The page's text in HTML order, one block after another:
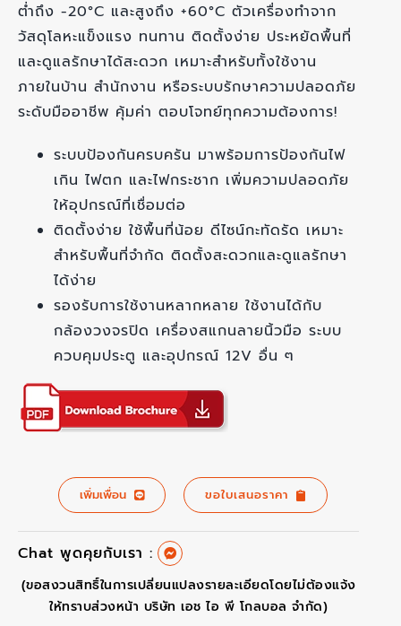
ต่ำถึง -20°C และสูงถึง +60°C ตัวเครื่องทำจาก
วัสดุโลหะแข็งแรง ทนทาน ติดตั้งง่าย ประหยัดพื้นที่
และดูแลรักษาได้สะดวก เหมาะสำหรับทั้งใช้งาน
ภายในบ้าน สำนักงาน หรือระบบรักษาความปลอดภัย
ระดับมืออาชีพ คุ้มค่า ตอบโจทย์ทุกความต้องการ!
ระบบป้องกันครบครัน มาพร้อมการป้องกันไฟ
เกิน ไฟตก และไฟกระชาก เพิ่มความปลอดภัย
ให้อุปกรณ์ที่เชื่อมต่อ
ติดตั้งง่าย ใช้พื้นที่น้อย ดีไซน์กะทัดรัด เหมาะ
สำหรับพื้นที่จำกัด ติดตั้งสะดวกและดูแลรักษา
ได้ง่าย
รองรับการใช้งานหลากหลาย ใช้งานได้กับ
กล้องวงจรปิด เครื่องสแกนลายนิ้วมือ ระบบ
ควบคุมประตู และอุปกรณ์ 12V อื่น ๆ
เพิ่มเพื่อน ขอใบเสนอราคา
Chat พูดคุยกับเรา :
(ขอสงวนสิทธิ์ในการเปลี่ยนแปลงรายละเอียดโดยไม่ต้องแจ้ง
ให้ทราบส่วงหน้า บริษัท เอช ไอ พี โกลบอล จำกัด)